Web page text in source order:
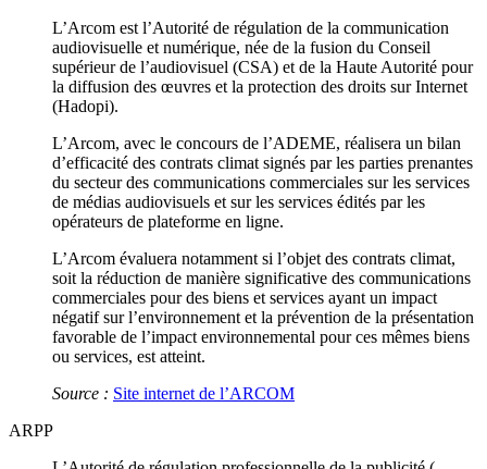
L’Arcom est l’Autorité de régulation de la communication
audiovisuelle et numérique, née de la fusion du Conseil
supérieur de l’audiovisuel (CSA) et de la Haute Autorité pour
la diffusion des œuvres et la protection des droits sur Internet
(Hadopi).
L’Arcom, avec le concours de l’ADEME, réalisera un bilan
d’efficacité des contrats climat signés par les parties prenantes
du secteur des communications commerciales sur les services
de médias audiovisuels et sur les services édités par les
opérateurs de plateforme en ligne.
L’Arcom évaluera notamment si l’objet des contrats climat,
soit la réduction de manière significative des communications
commerciales pour des biens et services ayant un impact
négatif sur l’environnement et la prévention de la présentation
favorable de l’impact environnemental pour ces mêmes biens
ou services, est atteint.
Source : Site internet de l’ARCOM
ARPP